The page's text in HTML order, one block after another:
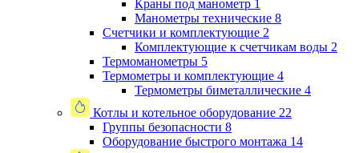
Краны под манометр 1
Манометры технические 8
Счетчики и комплектующие 2
Комплектующие к счетчикам воды 2
Термоманометры 5
Термометры и комплектующие 4
Термометры биметаллические 4
Котлы и котельное оборудование 22
Группы безопасности 8
Оборудование быстрого монтажа 14